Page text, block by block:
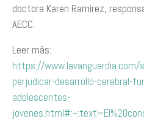
doctora Karen Ramírez,
AECC.
Leer más:
https://
perjudicar-desarrollo-cerebral-
adolescentes-